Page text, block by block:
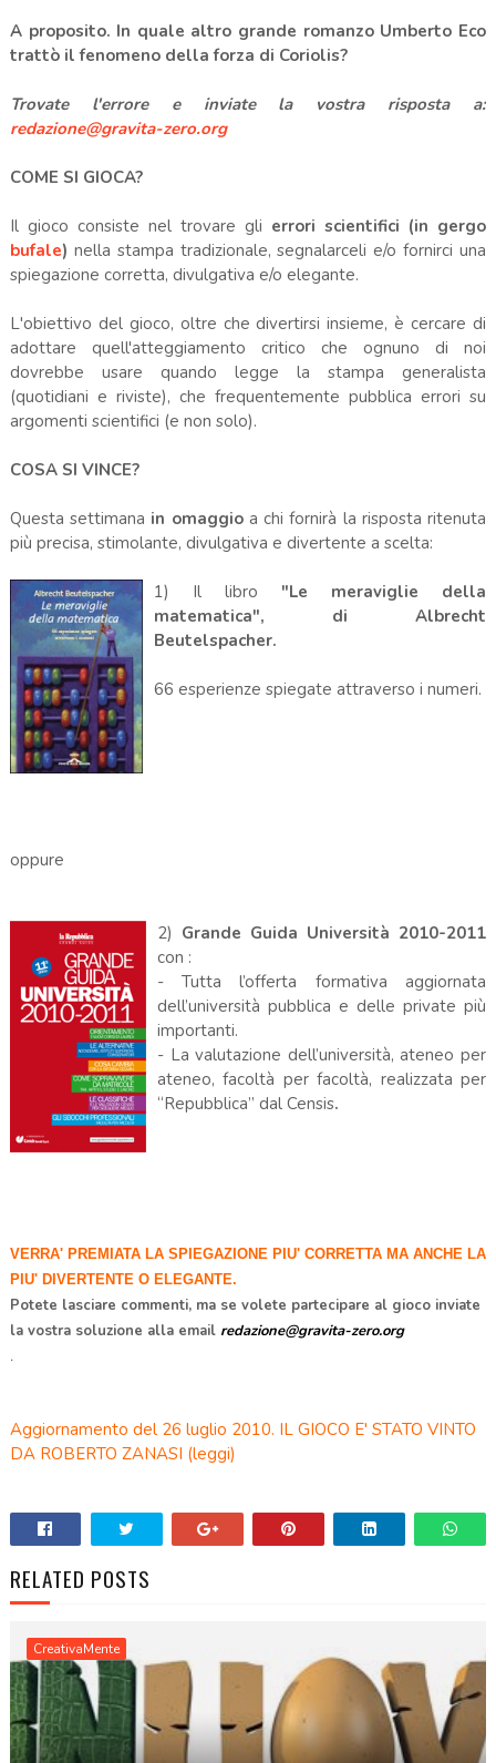
A proposito. In quale altro grande romanzo Umberto Eco
trattò il fenomeno della forza di Coriolis?
Trovate l'errore e inviate la vostra risposta a:
redazione@gravita-zero.org
COME SI GIOCA?
Il gioco consiste nel trovare gli errori scientifici (in gergo
bufale) nella stampa tradizionale, segnalarceli e/o fornirci una
spiegazione corretta, divulgativa e/o elegante.
L'obiettivo del gioco, oltre che divertirsi insieme, è cercare di
adottare quell'atteggiamento critico che ognuno di noi
dovrebbe usare quando legge la stampa generalista
(quotidiani e riviste), che frequentemente pubblica errori su
argomenti scientifici (e non solo).
COSA SI VINCE?
Questa settimana in omaggio a chi fornirà la risposta ritenuta
più precisa, stimolante, divulgativa e divertente a scelta:
1) Il libro "Le meraviglie della
matematica", di Albrecht
Beutelspacher.
66 esperienze spiegate attraverso i numeri.
oppure
2) Grande Guida Università 2010-2011
con :
- Tutta l’offerta formativa aggiornata
dell’università pubblica e delle private più
importanti.
- La valutazione dell’università, ateneo per
ateneo, facoltà per facoltà, realizzata per
“Repubblica” dal Censis.
VERRA' PREMIATA LA SPIEGAZIONE PIU' CORRETTA MA ANCHE LA
PIU' DIVERTENTE O ELEGANTE.
Potete lasciare commenti, ma se volete partecipare al gioco inviate
la vostra soluzione alla email redazione@gravita-zero.org
.
Aggiornamento del 26 luglio 2010. IL GIOCO E' STATO VINTO
DA ROBERTO ZANASI (leggi)
RELATED POSTS
CreativaMente